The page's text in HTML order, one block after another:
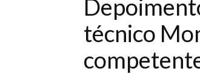
técnico